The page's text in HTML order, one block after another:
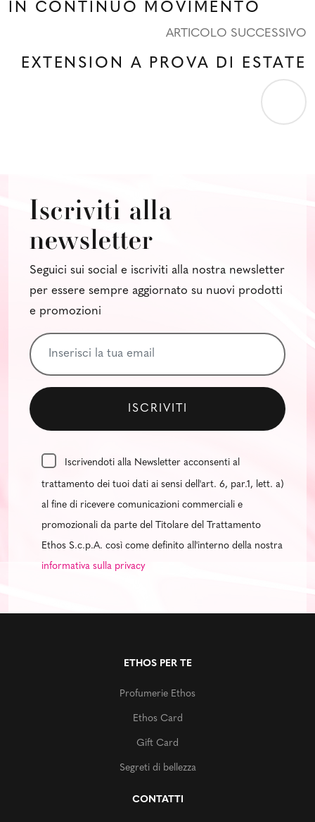
IN CONTINUO MOVIMENTO
ARTICOLO SUCCESSIVO
EXTENSION A PROVA DI ESTATE
Iscriviti alla
newsletter
Seguici sui social e iscriviti alla nostra newsletter
per essere sempre aggiornato su nuovi prodotti
e promozioni
Iscrivendoti alla Newsletter acconsenti al
trattamento dei tuoi dati ai sensi dell'art. 6, par.1, lett. a)
al fine di ricevere comunicazioni commerciali e
promozionali da parte del Titolare del Trattamento
Ethos S.c.p.A. così come definito all'interno della nostra
informativa sulla privacy
ETHOS PER TE
Profumerie Ethos
Ethos Card
Gift Card
Segreti di bellezza
CONTATTI